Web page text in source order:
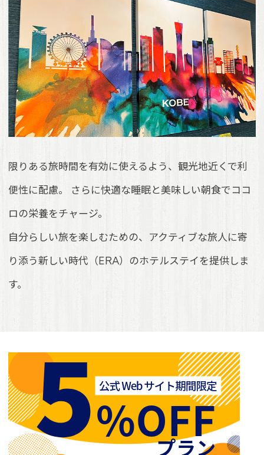
限りある旅時間を有効に使えるよう、観光地近くで利
便性に配慮。
さらに快適な睡眠と美味しい朝食でココ
ロの栄養をチャージ。
自分らしい旅を楽しむための、アクティブな旅人に寄
り添う新しい時代（ERA）のホテルステイを提供しま
す。